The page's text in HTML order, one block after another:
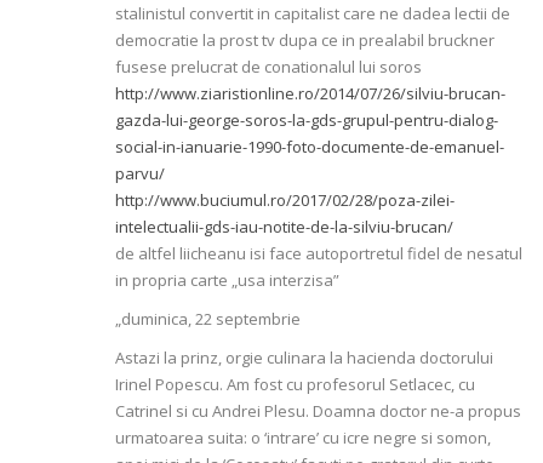
stalinistul convertit in capitalist care ne dadea lectii de
democratie la prost tv dupa ce in prealabil bruckner
fusese prelucrat de conationalul lui soros
http://www.ziaristionline.ro/2014/07/26/silviu-brucan-
gazda-lui-george-soros-la-gds-grupul-pentru-dialog-
social-in-ianuarie-1990-foto-documente-de-emanuel-
parvu/
http://www.buciumul.ro/2017/02/28/poza-zilei-
intelectualii-gds-iau-notite-de-la-silviu-brucan/
de altfel liicheanu isi face autoportretul fidel de nesatul
in propria carte „usa interzisa”
„duminica, 22 septembrie
Astazi la prinz, orgie culinara la hacienda docto­rului
Irinel Popescu. Am fost cu profesorul Setlacec, cu
Catrinel si cu Andrei Plesu. Doamna doctor ne-a propus
urmatoarea suita: o ‘intrare’ cu icre negre si somon,